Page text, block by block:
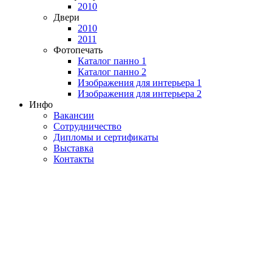
2010
Двери
2010
2011
Фотопечать
Каталог панно 1
Каталог панно 2
Изображения для интерьера 1
Изображения для интерьера 2
Инфо
Вакансии
Сотрудничество
Дипломы и сертификаты
Выставка
Контакты